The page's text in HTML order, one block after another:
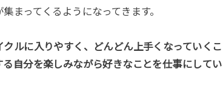
まってくるようになってきます。
ルに入りやすく、どんどん上手くなっていくこ
自分を楽しみながら好きなことを仕事にしてい